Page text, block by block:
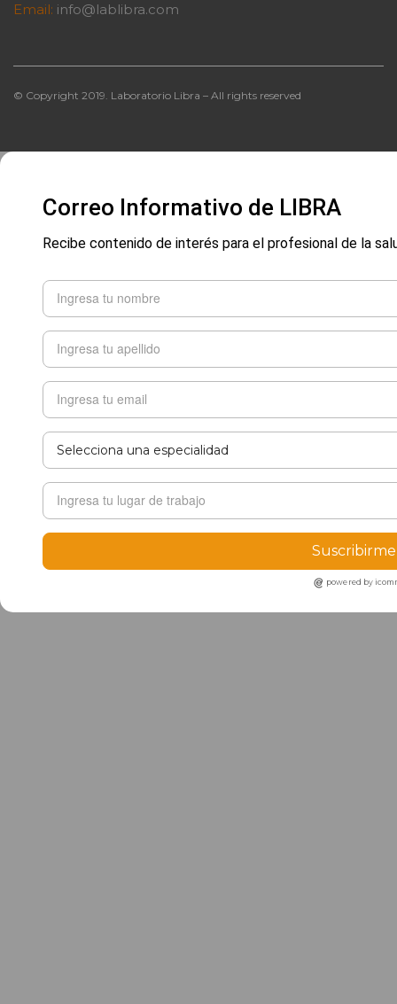
Email: info@lablibra.com
© Copyright 2019. Laboratorio Libra – All rights reserved
Correo Informativo de LIBRA
Recibe contenido de interés para el profesional de la
Suscribirme
powered by